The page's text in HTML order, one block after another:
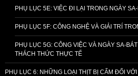
PHỤ LỤC 5E: VIỆC ĐI LẠI TRONG NGÀY
PHỤ LỤC 5F: CÔNG NGHỆ VÀ GIẢI TRÍ
PHỤ LỤC 5G: CÔNG VIỆC VÀ NGÀY SA-
THÁCH THỨC THỰC TẾ
PHỤ LỤC 6: NHỮNG LOẠI THỊT BỊ CẤM ĐỐI